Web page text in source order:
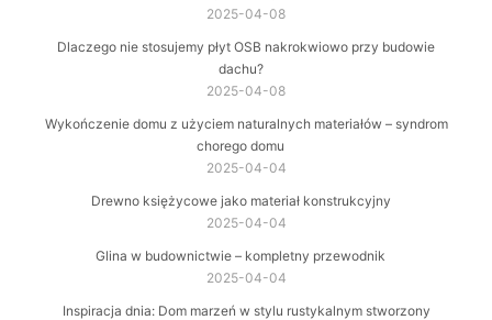
2025-04-08
Dlaczego nie stosujemy płyt OSB nakrokwiowo przy budowie
dachu?
2025-04-08
Wykończenie domu z użyciem naturalnych materiałów – syndrom
chorego domu
2025-04-04
Drewno księżycowe jako materiał konstrukcyjny
2025-04-04
Glina w budownictwie – kompletny przewodnik
2025-04-04
Inspiracja dnia: Dom marzeń w stylu rustykalnym stworzony